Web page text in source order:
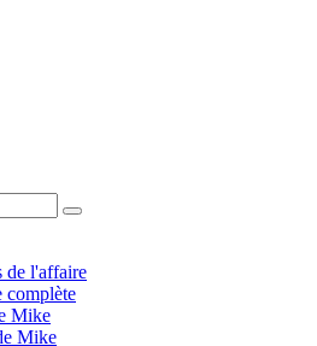
de l'affaire
complète
Mike
Mike